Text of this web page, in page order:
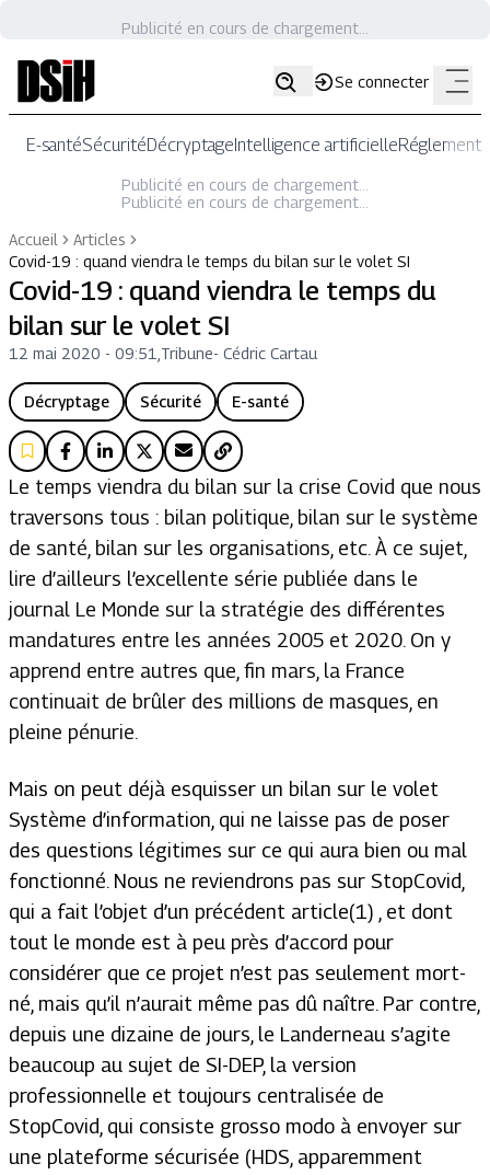
Publicité en cours de chargement...
Se connecter
E-santéSécuritéDécryptageIntelligence artificielle
Publicité en cours de chargement...
Publicité en cours de chargement...
Accueil
Articles
Covid-19 : quand viendra le temps du bilan sur le volet SI
Covid-19 : quand viendra le temps du
bilan sur le volet SI
12 mai 2020 - 09:51 Tribune- Cédric Cartau
Décryptage Sécurité E-santé
Le temps viendra du bilan sur la crise Covid que nous
traversons tous : bilan politique, bilan sur le système
de santé, bilan sur les organisations, etc. À ce sujet,
lire d’ailleurs l’excellente série publiée dans le
journal Le Monde sur la stratégie des différentes
mandatures entre les années 2005 et 2020. On y
apprend entre autres que, fin mars, la France
continuait de brûler des millions de masques, en
pleine pénurie.
Mais on peut déjà esquisser un bilan sur le volet
Système d’information, qui ne laisse pas de poser
des questions légitimes sur ce qui aura bien ou mal
fonctionné. Nous ne reviendrons pas sur StopCovid,
qui a fait l’objet d’un précédent article(1) , et dont
tout le monde est à peu près d’accord pour
considérer que ce projet n’est pas seulement mort-
né, mais qu’il n’aurait même pas dû naître. Par contre,
depuis une dizaine de jours, le Landerneau s’agite
beaucoup au sujet de SI-DEP, la version
professionnelle et toujours centralisée de
StopCovid, qui consiste grosso modo à envoyer sur
une plateforme sécurisée (HDS, apparemment